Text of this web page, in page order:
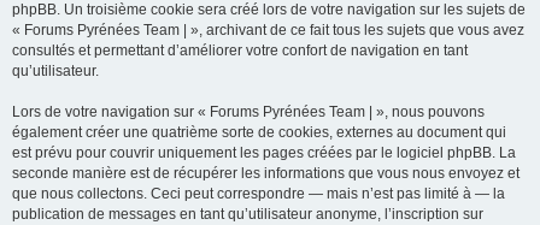
phpBB. Un troisième cookie sera créé lors de votre navigation sur les sujets de
« Forums Pyrénées Team | », archivant de ce fait tous les sujets que vous avez
consultés et permettant d’améliorer votre confort de navigation en tant
qu’utilisateur.
Lors de votre navigation sur « Forums Pyrénées Team | », nous pouvons
également créer une quatrième sorte de cookies, externes au document qui
est prévu pour couvrir uniquement les pages créées par le logiciel phpBB. La
seconde manière est de récupérer les informations que vous nous envoyez et
que nous collectons. Ceci peut correspondre — mais n’est pas limité à — la
publication de messages en tant qu’utilisateur anonyme, l’inscription sur